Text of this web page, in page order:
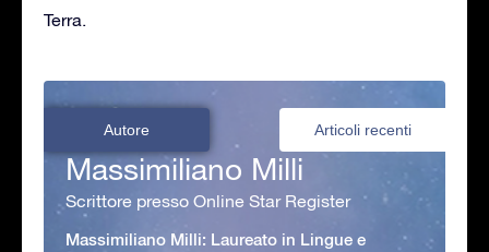
Terra.
Autore Articoli recenti
Massimiliano Milli
Scrittore presso Online Star Register
Massimiliano Milli: Laureato in Lingue e